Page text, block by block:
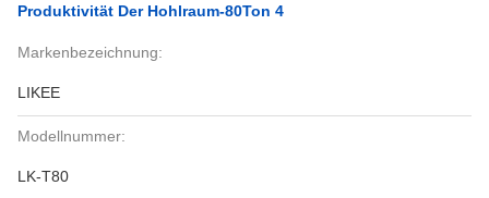
Produktivität Der Hohlraum-80Ton 4
Markenbezeichnung:
LIKEE
Modellnummer:
LK-T80